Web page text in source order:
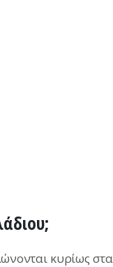
κυρίως στα